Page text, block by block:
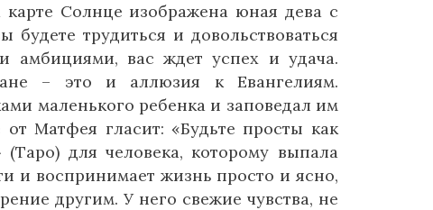
Солнце изображена юная дева с
трудиться и довольствоваться
вас ждет успех и удача.
– это и аллюзия к Евангелиям.
маленького ребенка и заповедал им
Матфея гласит: «Будьте просты как
для человека, которому выпала
и воспринимает жизнь просто и ясно,
другим. У него свежие чувства, не